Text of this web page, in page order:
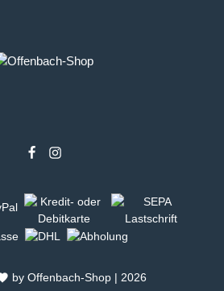
by Offenbach-Shop | 2026